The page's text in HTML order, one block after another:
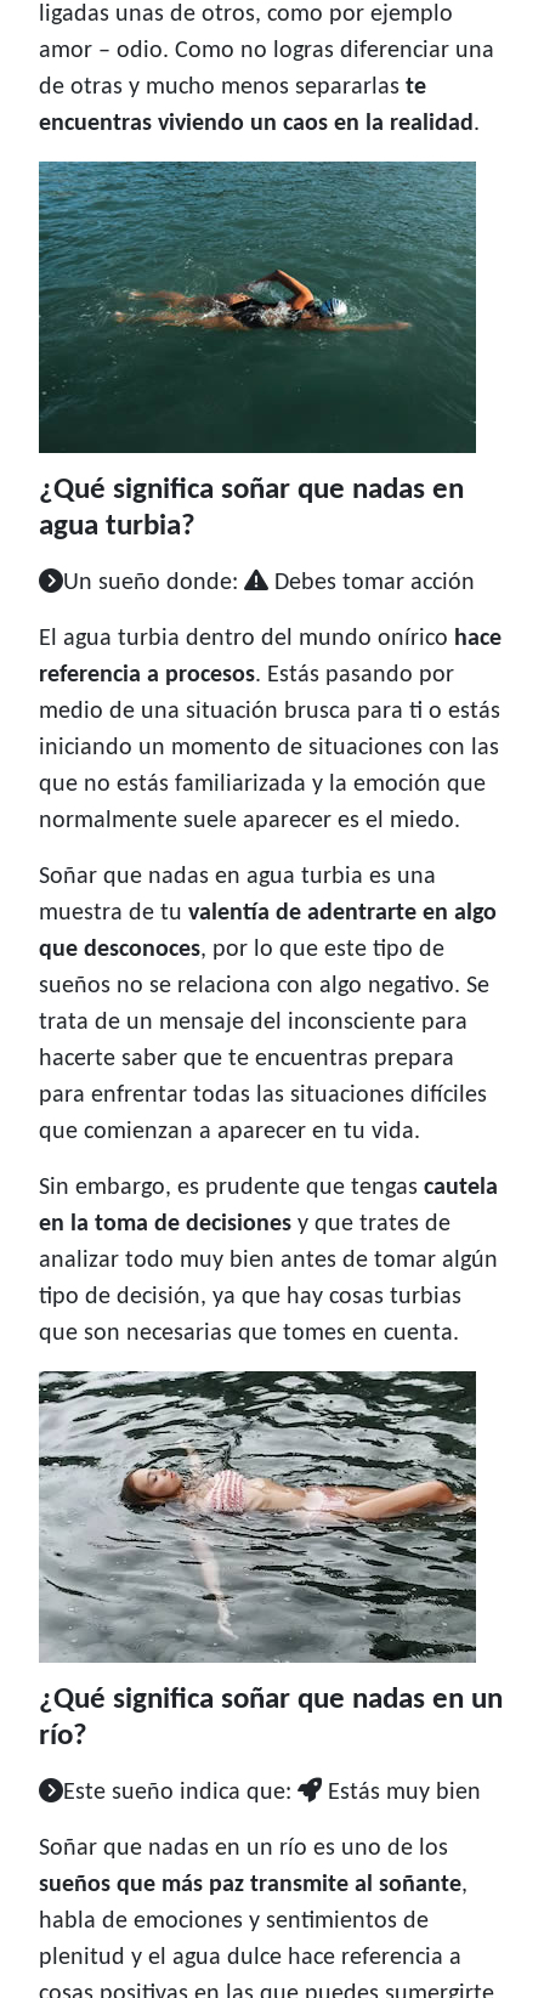
ligadas unas de otros, como por ejemplo
amor – odio. Como no logras diferenciar una
de otras y mucho menos separarlas te
encuentras viviendo un caos en la realidad.
¿Qué significa soñar que nadas en
agua turbia?
Un sueño donde: Debes tomar acción
El agua turbia dentro del mundo onírico hace
referencia a procesos. Estás pasando por
medio de una situación brusca para ti o estás
iniciando un momento de situaciones con las
que no estás familiarizada y la emoción que
normalmente suele aparecer es el miedo.
Soñar que nadas en agua turbia es una
muestra de tu valentía de adentrarte en algo
que desconoces, por lo que este tipo de
sueños no se relaciona con algo negativo. Se
trata de un mensaje del inconsciente para
hacerte saber que te encuentras prepara
para enfrentar todas las situaciones difíciles
que comienzan a aparecer en tu vida.
Sin embargo, es prudente que tengas cautela
en la toma de decisiones y que trates de
analizar todo muy bien antes de tomar algún
tipo de decisión, ya que hay cosas turbias
que son necesarias que tomes en cuenta.
¿Qué significa soñar que nadas en un
río?
Este sueño indica que: Estás muy bien
Soñar que nadas en un río es uno de los
sueños que más paz transmite al soñante,
habla de emociones y sentimientos de
plenitud y el agua dulce hace referencia a